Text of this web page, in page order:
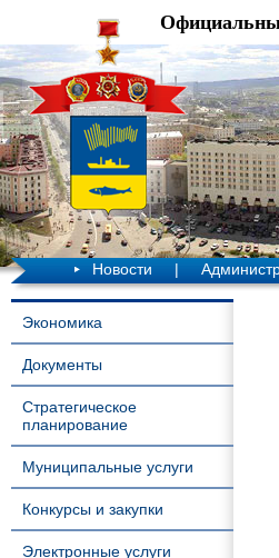
Новости |
Экономика
Документы
Стратегическое
планирование
Муниципальные услуги
Конкурсы и закупки
Электронные услуги